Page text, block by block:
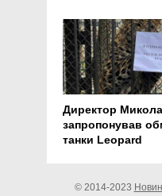
Директор
запропонував
танки Leopard
© 2014-2023